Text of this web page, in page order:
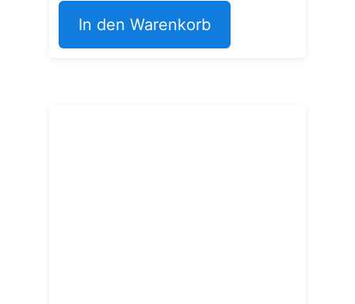
In den Warenkorb